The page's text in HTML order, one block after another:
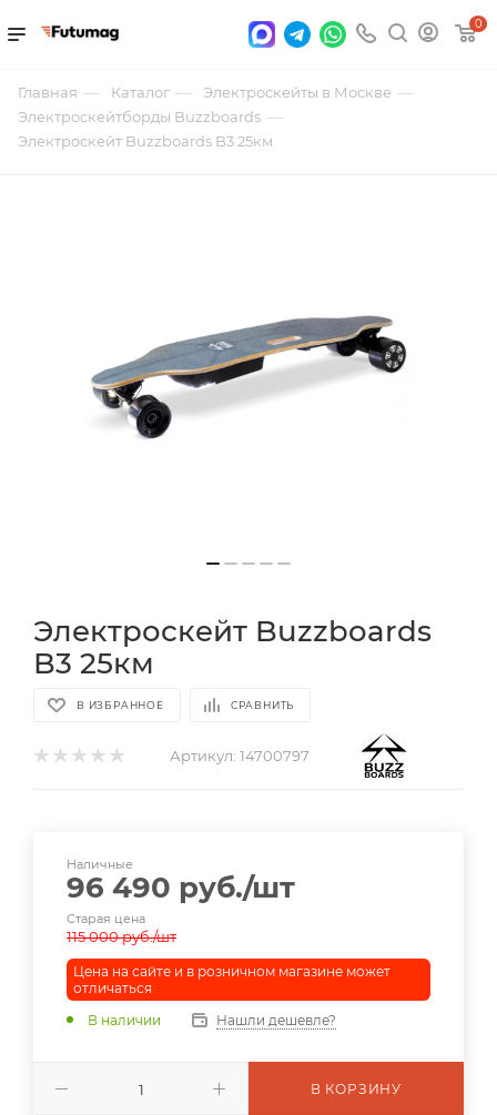
0
Главная — Каталог — Электроскейты в Москве —
Электроскейтборды Buzzboards —
Электроскейт Buzzboards B3 25км
Электроскейт Buzzboards
B3 25км
В ИЗБРАННОЕ СРАВНИТЬ
Артикул: 14700797
Наличные
96 490 руб./шт
Старая цена
115 000руб./шт
Цена на сайте и в розничном магазине может
отличаться
В наличии
Нашли дешевле?
В КОРЗИНУ